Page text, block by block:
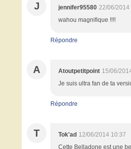
J jennifer95580 22/06/2014
wahou magnifique !!!!
Répondre
A Atoutpetitpoint 15/06/
Je suis ultra fan de ta
Répondre
T Tok'ad 12/06/2014 10:37
Cette Belladone est une